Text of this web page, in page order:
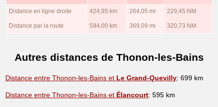
Distance en ligne droite 424,95 km 264,05 mi 229,45 NM
Distance par la route 594,00 km 369,09 mi 320,73 NM
Autres distances de Thonon-les-Bains
Distance entre Thonon-les-Bains et Le Grand-Quevilly: 699 km
Distance entre Thonon-les-Bains et Élancourt: 595 km